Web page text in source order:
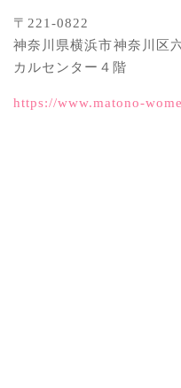
〒221-0822
神奈川県横浜市神奈川区
カルセンター４階
https://www.matono-